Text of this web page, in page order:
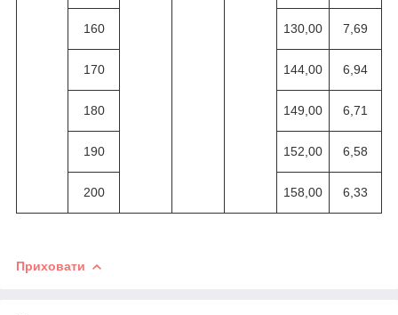
160 130,00 7,69
170 144,00 6,94
180 149,00 6,71
190 152,00 6,58
200 158,00 6,33
Приховати